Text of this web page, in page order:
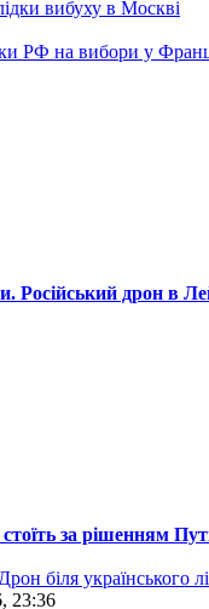
вибуху в Москві
РФ на вибори у
Російський дрон в
за рішенням
біля українського
23:36